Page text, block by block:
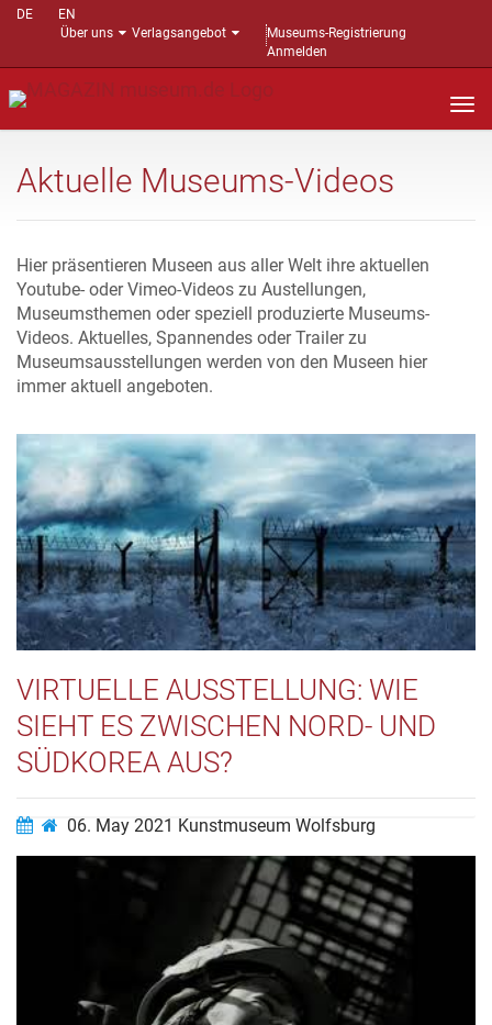
DE
EN
Über uns
Verlagsangebot
Museums-Registrierung
Anmelden
Aktuelle Museums-Videos
Hier präsentieren Museen aus aller Welt ihre aktuellen
Youtube- oder Vimeo-Videos zu Austellungen,
Museumsthemen oder speziell produzierte Museums-
Videos. Aktuelles, Spannendes oder Trailer zu
Museumsausstellungen werden von den Museen hier
immer aktuell angeboten.
VIRTUELLE AUSSTELLUNG: WIE
SIEHT ES ZWISCHEN NORD- UND
SÜDKOREA AUS?
06. May 2021 Kunstmuseum Wolfsburg
Im Dezember 2020 wollte das Kunstmuseum Wolfsburg
eigentlich die Ausstellung Checkpoint. Grenzblicke aus
Korea, kuratiert von Sungjung Kim, eröffnen, die das Real
DMZ Project gemeinsam mit dem Koreanischen
Kulturzentrum und dem Kunstmuseum Wolfsburg
organisiert hat. Coronabedingt mu...